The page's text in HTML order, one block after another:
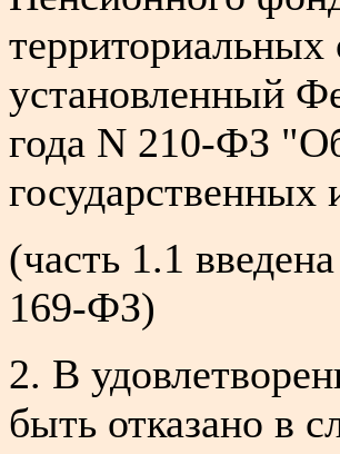
территориальных
установленный
года N 210-ФЗ
(часть 1.1
169-ФЗ)
2. В
быть отказано в